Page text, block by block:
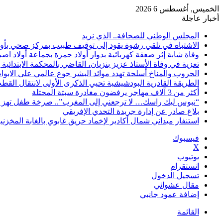
الخميس, أغسطس 6 2026
أخبار عاجلة
المجلس الوطني للصحافة.. الذي نريد
الاشتباه في تلقي رشوة يقود إلى توقيف طبيب بمركز صحي
وفاة شابة إثر صعقة كهربائية بدوار أولاد حمزة بجماعة أولاد
تعزية في وفاة الأستاذ عزيز بنزيان، القاضي بالمحكمة
الحروب والمناخ أسلحة تهدد موائد البشر جوع عالمي على
الطريقة القادرية البودشيشية تحيي الذكرى الأولى لانتقال
أكثر من 3 آلاف مهاجر يرفضون مغادرة سبتة المحتلة
“نبوس ليك راسك… لا ترجعني إلى المغرب”.. صرخة طفل تهز
بلاغ صادر عن إدارة جريدة التحدي الإفريقي
استنفار ميداني شمال أكادير لإخماد حريق غابوي بالغابة
فيسبوك
X
يوتيوب
انستقرام
تسجيل الدخول
مقال عشوائي
إضافة عمود جانبي
القائمة